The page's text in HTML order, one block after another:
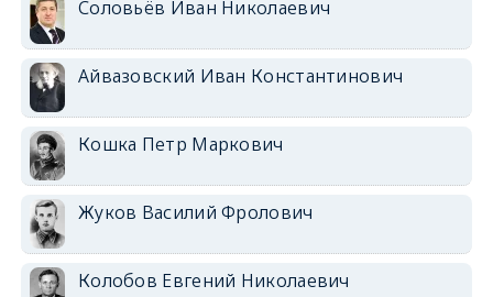
Соловьёв Иван Николаевич
Айвазовский Иван Константинович
Кошка Петр Маркович
Жуков Василий Фролович
Колобов Евгений Николаевич